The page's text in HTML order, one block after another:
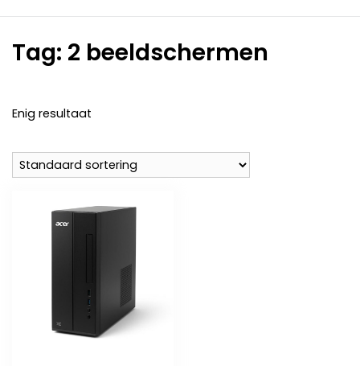
Tag: 2 beeldschermen
Enig resultaat